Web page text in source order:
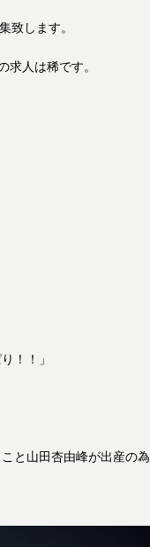
致します。
求人は稀です。
！！」
と山田杏由峰が出産の為